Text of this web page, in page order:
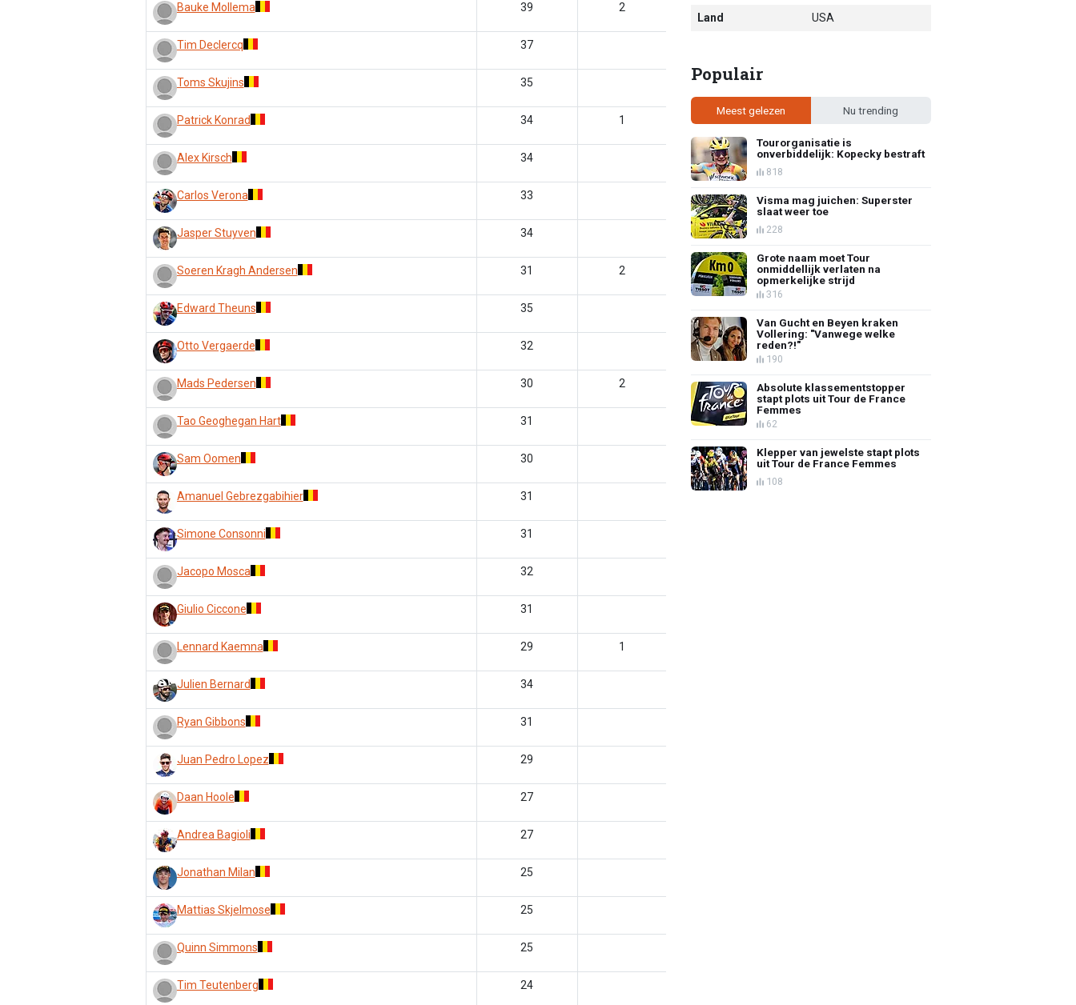
Bauke Mollema 39 2
Tim Declercq 37
Toms Skujins 35
Patrick Konrad 34 1
Alex Kirsch 34
Carlos Verona 33
Jasper Stuyven 34
Soeren Kragh Andersen 31 2
Edward Theuns 35
Otto Vergaerde 32
Mads Pedersen 30 2
Tao Geoghegan Hart 31
Sam Oomen 30
Amanuel Gebrezgabihier 31
Simone Consonni 31
Jacopo Mosca 32
Giulio Ciccone 31
Lennard Kaemna 29 1
Julien Bernard 34
Ryan Gibbons 31
Juan Pedro Lopez 29
Daan Hoole 27
Andrea Bagioli 27
Jonathan Milan 25
Mattias Skjelmose 25
Quinn Simmons 25
Tim Teutenberg 24
Land USA
Populair
Meest gelezen Nu trending
Tourorganisatie is
onverbiddelijk: Kopecky bestraft
818
Visma mag juichen: Superster
slaat weer toe
228
Grote naam moet Tour
onmiddellijk verlaten na
opmerkelijke strijd
316
Van Gucht en Beyen kraken
Vollering: "Vanwege welke
reden?!"
190
Absolute klassementstopper
stapt plots uit Tour de France
Femmes
62
Klepper van jewelste stapt plots
uit Tour de France Femmes
108